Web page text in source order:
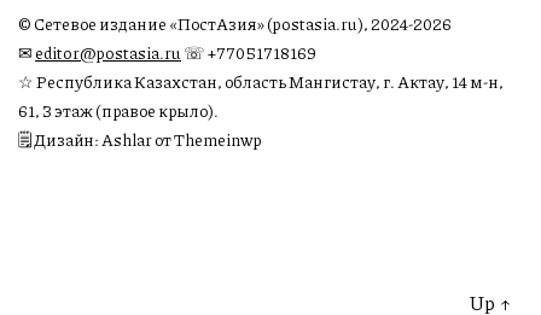
© Сетевое издание «ПостАзия» (postasia.ru), 2024-2026
✉︎editor@postasia.ru ☏ +77051718169
☆ Республика Казахстан, область Мангистау, г. Актау, 14 м-н,
61, 3 этаж (правое крыло).
🗒 Дизайн: Ashlar от Themeinwp
Up ↑